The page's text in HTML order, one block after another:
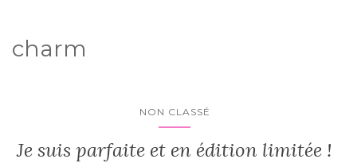
charm
NON CLASSÉ
Je suis parfaite et en édition limitée !